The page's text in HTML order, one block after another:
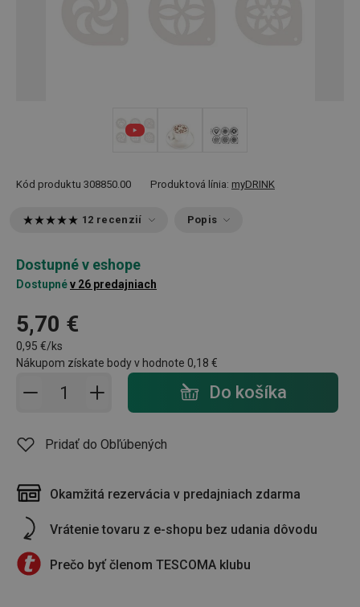
Kód produktu 308850.00 Produktová línia: myDRINK
12 recenzií Popis
Dostupné v eshope
Dostupnév 26 predajniach
5,70 €
0,95 €/ks
Nákupom získate body v hodnote 0,18 €
Pridať do košíka - počet Do košíka
Pridať do Obľúbených
Okamžitá rezervácia v predajniach zdarma
Vrátenie tovaru z e-shopu bez udania dôvodu
Prečo byť členom TESCOMA klubu